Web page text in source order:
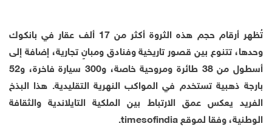
تُظهر أرقام حجم هذه الثروة أكثر من 17 ألف عقار في بانكوك
وحدها، تتنوع بين قصور تاريخية وفنادق ومبانٍ تجارية، إضافة إلى
أسطول من 38 طائرة ومروحية خاصة، و300 سيارة فاخرة، و52
بارجة ذهبية تستخدم في المواكب النهرية التقليدية. هذا البذخ
الفريد يعكس عمق الارتباط بين الملكية التايلاندية والثقافة
الوطنية، وفقا لموقع timesofindia.